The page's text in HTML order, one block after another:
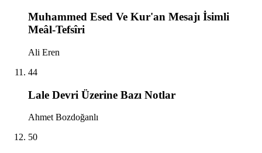
Muhammed Esed Ve Kur'an Mesajı İsimli
Meâl-Tefsîri
Ali Eren
44
Lale Devri Üzerine Bazı Notlar
Ahmet Bozdoğanlı
50